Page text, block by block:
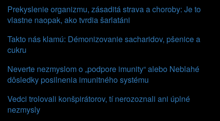
Prekyslenie organizmu, zásaditá strava a choroby: Je to
vlastne naopak, ako tvrdia šarlatáni
Takto nás klamú: Démonizovanie sacharidov, pšenice a
cukru
Neverte nezmyslom o „podpore imunity“ alebo Neblahé
dôsledky posilnenia imunitného systému
Vedci trolovali konšpirátorov, tí nerozoznali ani úplné
nezmysly